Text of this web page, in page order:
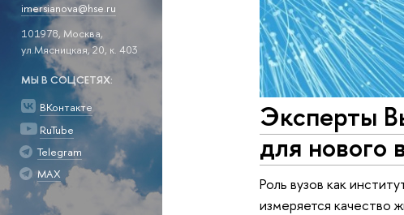
imersianova@hse.ru
101978, Москва,
ул.Мясницкая, 20, к. 403
МЫ В СОЦСЕТЯХ:
ВКонтакте
RuTube
Telegram
MAX
Эксперты
для нового
Роль вузов как
измеряется качество